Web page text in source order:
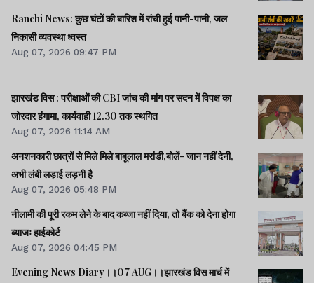
Ranchi News: कुछ घंटों की बारिश में रांची हुई पानी-पानी, जल
निकासी व्यवस्था ध्वस्त
Aug 07, 2026 09:47 PM
झारखंड विस : परीक्षाओं की CBI जांच की मांग पर सदन में विपक्ष का
जोरदार हंगामा, कार्यवाही 12.30 तक स्थगित
Aug 07, 2026 11:14 AM
अनशनकारी छात्रों से मिले मिले बाबूलाल मरांडी,बोलें- जान नहीं देनी,
अभी लंबी लड़ाई लड़नी है
Aug 07, 2026 05:48 PM
नीलामी की पूरी रकम लेने के बाद कब्जा नहीं दिया, तो बैंक को देना होगा
ब्याजः हाईकोर्ट
Aug 07, 2026 04:45 PM
Evening News Diary।।07 AUG।।झारखंड विस मार्च में